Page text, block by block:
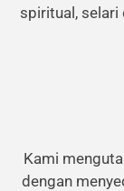
spiritual, selari
Kami
dengan